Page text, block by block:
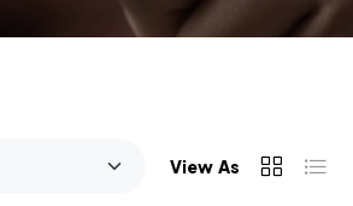
View As